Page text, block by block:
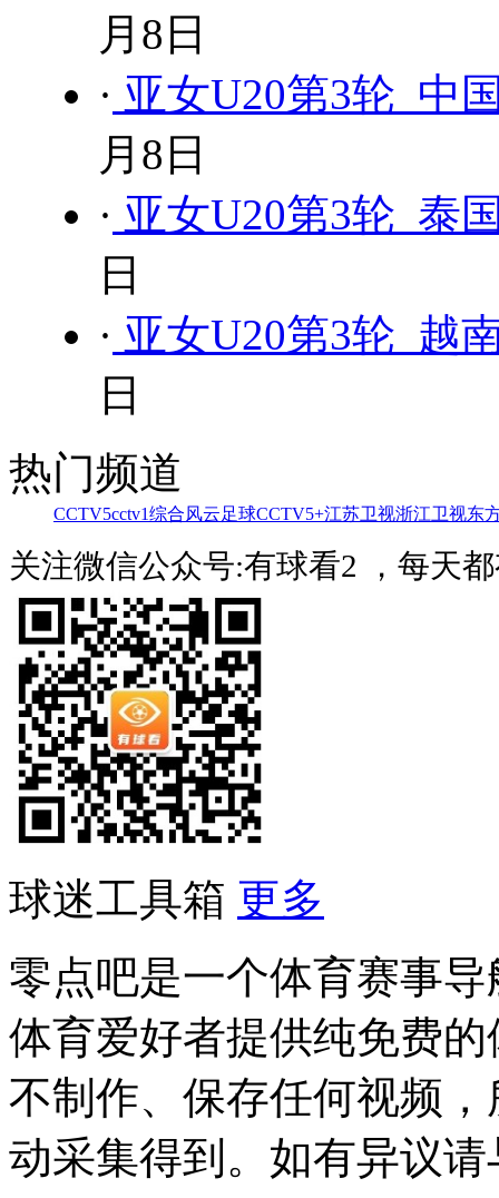
月8日
· 亚女U20第3轮 中
月8日
· 亚女U20第3轮 泰
日
· 亚女U20第3轮 越
日
热门频道
CCTV5cctv1综合风云足球CCTV5+江苏卫视浙江卫视东
关注微信公众号:有球看2 ，每天
球迷工具箱 更多
零点吧是一个体育赛事
体育爱好者提供纯免费
不制作、保存任何视频
动采集得到。如有异议